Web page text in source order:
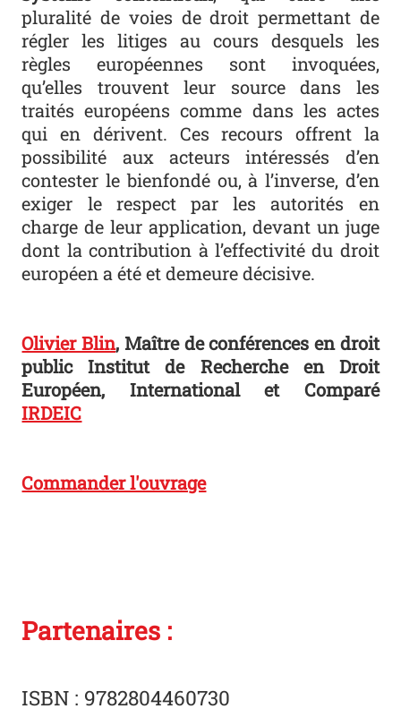
pluralité de voies de droit permettant de
régler les litiges au cours desquels les
règles européennes sont invoquées,
qu’elles trouvent leur source dans les
traités européens comme dans les actes
qui en dérivent. Ces recours offrent la
possibilité aux acteurs intéressés d’en
contester le bienfondé ou, à l’inverse, d’en
exiger le respect par les autorités en
charge de leur application, devant un juge
dont la contribution à l’effectivité du droit
européen a été et demeure décisive.
Olivier Blin, Maître de conférences en droit
public Institut de Recherche en Droit
Européen, International et Comparé
IRDEIC
Commander l'ouvrage
Partenaires :
ISBN : 9782804460730